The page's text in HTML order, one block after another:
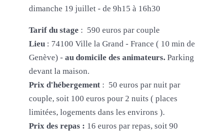
dimanche 19 juillet - de 9h15 à 16h30
Tarif du stage : 590 euros par couple
Lieu: 74100 Ville la Grand - France ( 10 min de
Genève) - au domicile des animateurs. Parking
devant la maison.
Prix d'hébergement : 50 euros par nuit par
couple, soit 100 euros pour 2 nuits ( places
limitées, logements dans les environs ).
Prix des repas : 16 euros par repas, soit 90